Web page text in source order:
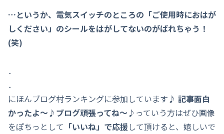
…というか、電気スイッチのところの「ご使用時におはが
しください」のシールをはがしてないのがばれちゃう！
(笑)
．
．
にほんブログ村ランキングに参加しています♪ 記事面白
かったよ～♪ブログ頑張ってね～♪ っていう方はぜひ画像
をぽちっとして 「いいね」で応援 して頂けると、嬉しいで